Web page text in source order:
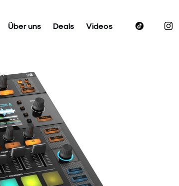
Über uns Deals Videos